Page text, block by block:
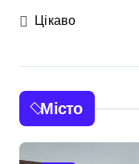
Цікаво
Місто